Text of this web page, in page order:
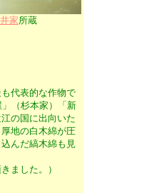
家所蔵
代表的な作物で
（杉本家）
「新
の国に出向いた
地の白木綿が圧
んだ縞木綿も見
ました。）